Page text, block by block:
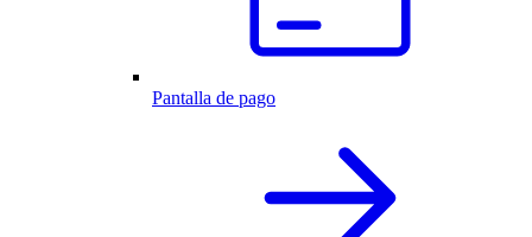
Pantalla de pago